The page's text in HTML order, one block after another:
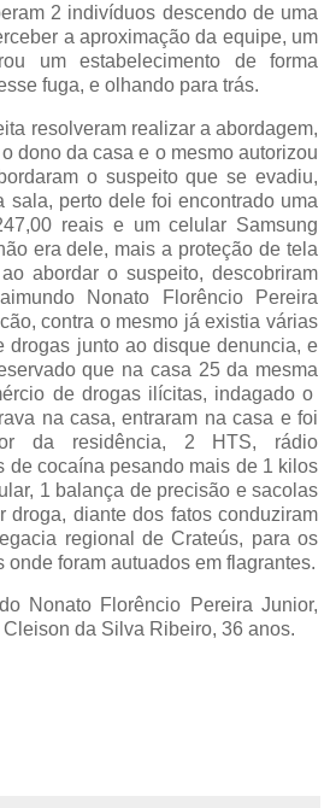
2 indivíduos descendo de uma
a aproximação da equipe, um
um estabelecimento de forma
fuga, e olhando para trás.
resolveram realizar a abordagem,
dono da casa e o mesmo autorizou
o suspeito que se evadiu,
sala, perto dele foi encontrado uma
reais e um celular Samsung
era dele, mais a proteção de tela
abordar o suspeito, descobriram
Nonato Florêncio Pereira
contra o mesmo já existia várias
drogas junto ao disque denuncia, e
que na casa 25 da mesma
de drogas ilícitas, indagado o
na casa, entraram na casa e foi
da residência, 2 HTS, rádio
de cocaína pesando mais de 1 kilos
1 balança de precisão e sacolas
droga, diante dos fatos conduziram
regional de Crateús, para os
onde foram autuados em flagrantes.
Nonato Florêncio Pereira Junior,
da Silva Ribeiro, 36 anos.